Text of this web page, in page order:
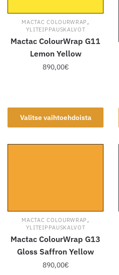
MACTAC COLOURWRAP ,
YLITEIPPAUSKALVOT
Mactac ColourWrap G11
Lemon Yellow
890,00€
Valitse vaihtoehdoista
on
useampi
Voit
MACTAC COLOURWRAP ,
YLITEIPPAUSKALVOT
Mactac ColourWrap G13
Gloss Saffron Yellow
890,00€